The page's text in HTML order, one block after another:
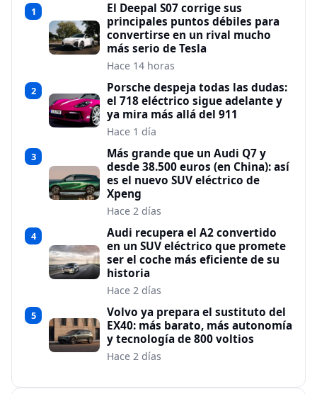
1
El Deepal S07 corrige sus
principales puntos débiles para
convertirse en un rival mucho
más serio de Tesla
Hace 14 horas
2
Porsche despeja todas las dudas:
el 718 eléctrico sigue adelante y
ya mira más allá del 911
Hace 1 día
3
Más grande que un Audi Q7 y
desde 38.500 euros (en China): así
es el nuevo SUV eléctrico de
Xpeng
Hace 2 días
4
Audi recupera el A2 convertido
en un SUV eléctrico que promete
ser el coche más eficiente de su
historia
Hace 2 días
5
Volvo ya prepara el sustituto del
EX40: más barato, más autonomía
y tecnología de 800 voltios
Hace 2 días